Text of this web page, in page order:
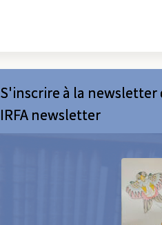
S'inscrire à la newsletter
IRFA newsletter